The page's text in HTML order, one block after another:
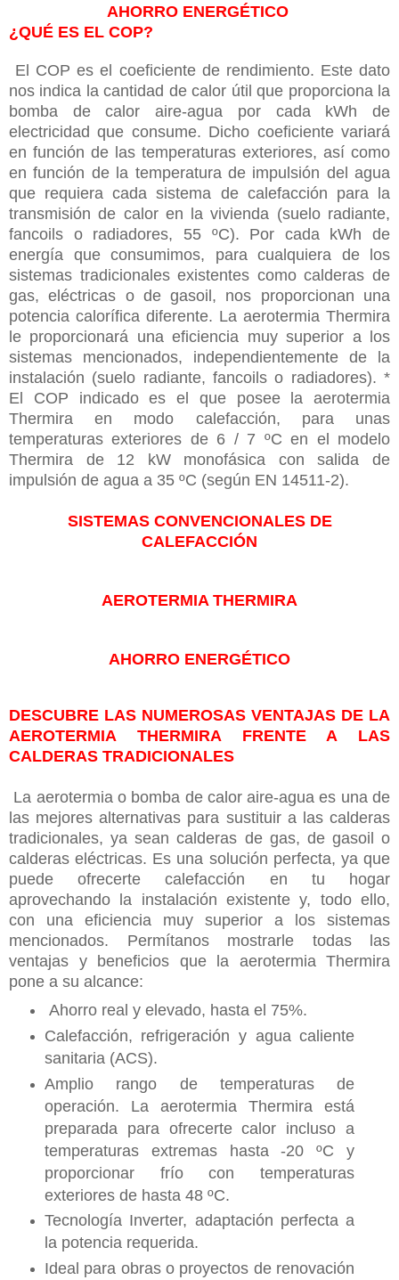
AHORRO ENERGÉTICO
¿QUÉ ES EL COP?
El COP es el coeficiente de rendimiento. Este dato
nos indica la cantidad de calor útil que proporciona la
bomba de calor aire-agua por cada kWh de
electricidad que consume. Dicho coeficiente variará
en función de las temperaturas exteriores, así como
en función de la temperatura de impulsión del agua
que requiera cada sistema de calefacción para la
transmisión de calor en la vivienda (suelo radiante,
fancoils o radiadores, 55 ºC). Por cada kWh de
energía que consumimos, para cualquiera de los
sistemas tradicionales existentes como calderas de
gas, eléctricas o de gasoil, nos proporcionan una
potencia calorífica diferente. La aerotermia Thermira
le proporcionará una eficiencia muy superior a los
sistemas mencionados, independientemente de la
instalación (suelo radiante, fancoils o radiadores). *
El COP indicado es el que posee la aerotermia
Thermira en modo calefacción, para unas
temperaturas exteriores de 6 / 7 ºC en el modelo
Thermira de 12 kW monofásica con salida de
impulsión de agua a 35 ºC (según EN 14511-2).
SISTEMAS CONVENCIONALES DE
CALEFACCIÓN
AEROTERMIA THERMIRA
AHORRO ENERGÉTICO
DESCUBRE LAS NUMEROSAS VENTAJAS DE LA
AEROTERMIA THERMIRA FRENTE A LAS
CALDERAS TRADICIONALES
La aerotermia o bomba de calor aire-agua es una de
las mejores alternativas para sustituir a las calderas
tradicionales, ya sean calderas de gas, de gasoil o
calderas eléctricas. Es una solución perfecta, ya que
puede ofrecerte calefacción en tu hogar
aprovechando la instalación existente y, todo ello,
con una eficiencia muy superior a los sistemas
mencionados. Permítanos mostrarle todas las
ventajas y beneficios que la aerotermia Thermira
pone a su alcance:
Ahorro real y elevado, hasta el 75%.
Calefacción, refrigeración y agua caliente
sanitaria (ACS).
Amplio rango de temperaturas de
operación. La aerotermia Thermira está
preparada para ofrecerte calor incluso a
temperaturas extremas hasta -20 ºC y
proporcionar frío con temperaturas
exteriores de hasta 48 ºC.
Tecnología Inverter, adaptación perfecta a
la potencia requerida.
Ideal para obras o proyectos de renovación